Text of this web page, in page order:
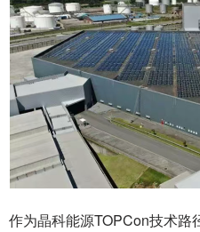
作为晶科能源TOPCon技术路